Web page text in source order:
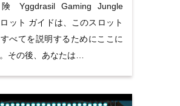
Yggdrasil Gaming Jungle
ット ガイドは、このスロット
べてを説明するためにここに
その後、あなたは…